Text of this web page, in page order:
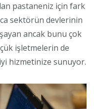
pastaneniz için fark
sektörün devlerinin
ancak bunu çok
işletmelerin de
hizmetinize sunuyor.